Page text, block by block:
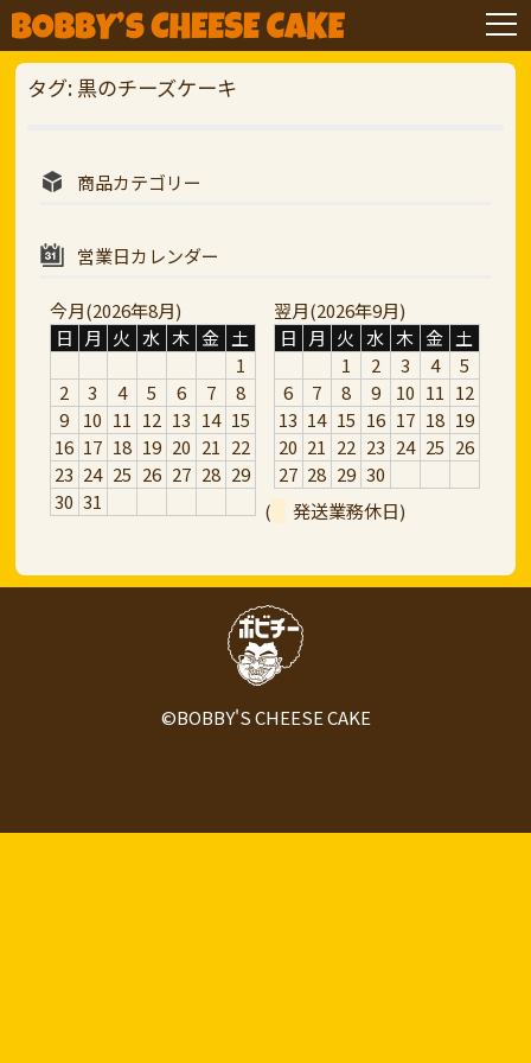
タグ: 黒のチーズケーキ
商品カテゴリー
営業日カレンダー
今月(2026年8月)
日 月 火 水 木 金 土
1
2
3 4 5 6 7
8
9
10 11 12 13 14 15
16 17 18 19 20 21 22
23 24 25 26 27 28 29
30 31
翌月(2026年9月)
日 月 火 水 木 金 土
1
2 3 4
5
6
7 8 9 10 11 12
13 14 15 16 17 18 19
20 21 22 23 24 25 26
27 28 29 30
(
発送業務休日)
©BOBBY'S CHEESE CAKE